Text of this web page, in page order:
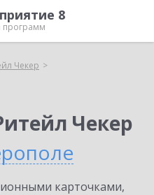
8
программ
Чекер
Чекер
карточками,